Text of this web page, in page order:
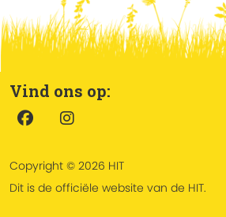
Vind ons op:
Copyright © 2026 HIT
Dit is de officiële website van de HIT.